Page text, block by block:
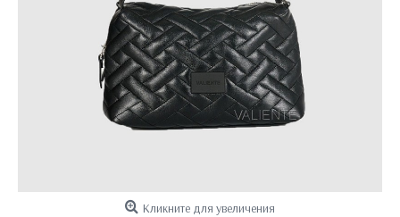
Кликните для увеличения